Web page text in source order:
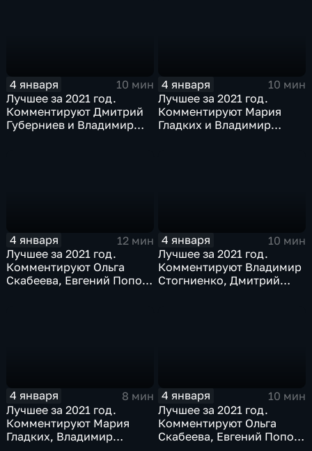
4 января
10 мин
Лучшее за 2021 год.
Комментируют Дмитрий
Губерниев и Владимир
4 января
10 мин
Лучшее за 2021 год.
Комментируют Мария
Гладких и Владимир
4 января
12 мин
Лучшее за 2021 год.
Комментируют Ольга
Скабеева, Евгений Попов
4 января
10 мин
Лучшее за 2021 год.
Комментируют Владимир
Стогниенко, Дмитрий
4 января
8 мин
Лучшее за 2021 год.
Комментируют Мария
Гладких, Владимир
4 января
10 мин
Лучшее за 2021 год.
Комментируют Ольга
Скабеева, Евгений Попов,